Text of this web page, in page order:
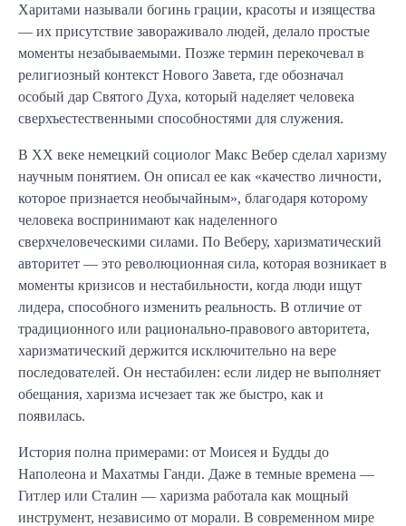
Харитами называли богинь грации, красоты и изящества
— их присутствие завораживало людей, делало простые
моменты незабываемыми. Позже термин перекочевал в
религиозный контекст Нового Завета, где обозначал
особый дар Святого Духа, который наделяет человека
сверхъестественными способностями для служения.
В XX веке немецкий социолог Макс Вебер сделал харизму
научным понятием. Он описал ее как «качество личности,
которое признается необычайным», благодаря которому
человека воспринимают как наделенного
сверхчеловеческими силами. По Веберу, харизматический
авторитет — это революционная сила, которая возникает в
моменты кризисов и нестабильности, когда люди ищут
лидера, способного изменить реальность. В отличие от
традиционного или рационально-правового авторитета,
харизматический держится исключительно на вере
последователей. Он нестабилен: если лидер не выполняет
обещания, харизма исчезает так же быстро, как и
появилась.
История полна примерами: от Моисея и Будды до
Наполеона и Махатмы Ганди. Даже в темные времена —
Гитлер или Сталин — харизма работала как мощный
инструмент, независимо от морали. В современном мире